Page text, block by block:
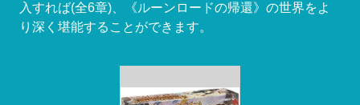
入すれば(全6章)、《ルーンロードの帰還》の世界をよ
り深く堪能することができます。